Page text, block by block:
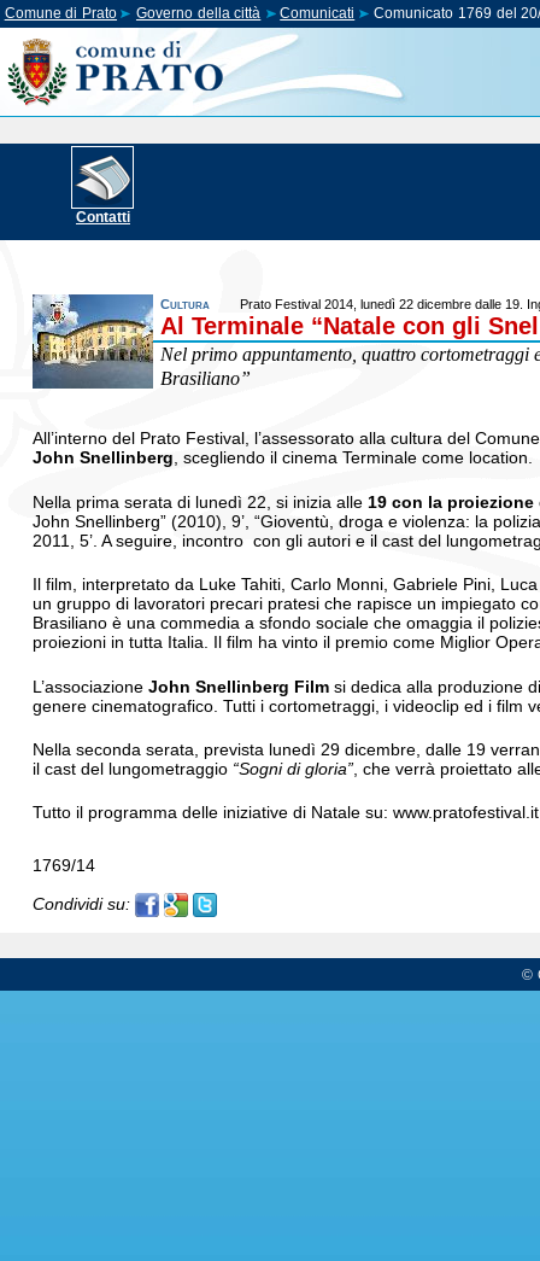
Comune di Prato Governo della città Comunicati Comunicato 1769 del
Contatti
Cultura Prato Festival 2014, lunedì 22 dicembre dalle 19.
Al Terminale “Natale con gli
Nel primo appuntamento, quattro cortometraggi
Brasiliano”
All’interno del Prato Festival, l’assessorato alla cultura del
John Snellinberg, scegliendo il cinema Terminale come location.
Nella prima serata di lunedì 22, si inizia alle 19 con la
John Snellinberg” (2010), 9’, “Gioventù, droga e violenza: la
2011, 5’. A seguire, incontro con gli autori e il cast del
Il film, interpretato da Luke Tahiti, Carlo Monni, Gabriele Pini,
un gruppo di lavoratori precari pratesi che rapisce un impiegato
Brasiliano è una commedia a sfondo sociale che omaggia il
proiezioni in tutta Italia. Il film ha vinto il premio come Miglior
L’associazioneJohn Snellinberg Film si dedica alla produzione
genere cinematografico. Tutti i cortometraggi, i videoclip ed i film
Nella seconda serata, prevista lunedì 29 dicembre, dalle 19
il cast del lungometraggio “Sogni di gloria”, che verrà proiettato
Tutto il programma delle iniziative di Natale su: www.pratofestival.it
1769/14
Condividi su:
©